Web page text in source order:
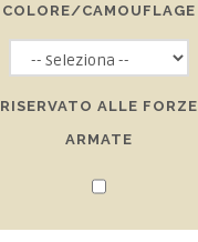
COLORE/CAMOUFLAGE
RISERVATO ALLE FORZE
ARMATE